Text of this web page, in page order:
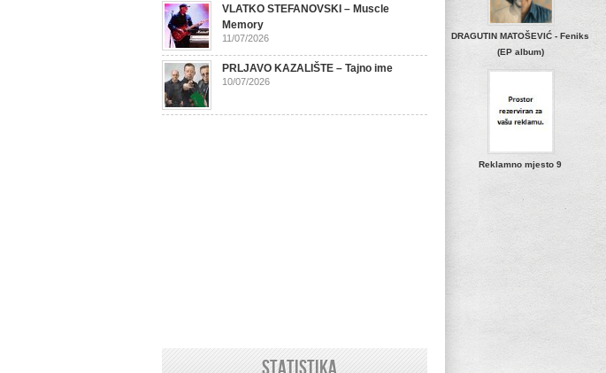
DRAGUTIN MATOŠEVIĆ - Feniks
(EP album)
Reklamno mjesto 9
VLATKO STEFANOVSKI – Muscle
Memory
11/07/2026
PRLJAVO KAZALIŠTE – Tajno ime
10/07/2026